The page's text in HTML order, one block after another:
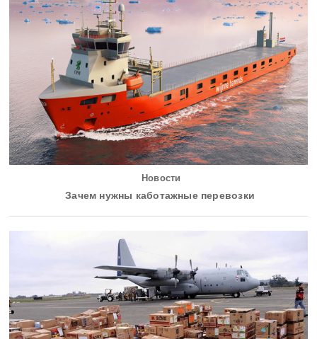
Новости
Зачем нужны каботажные перевозки